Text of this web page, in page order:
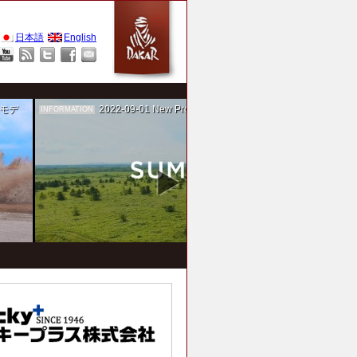
日本語 English
担当 INFORMATION 2022-09-01 New Project！ 未来SUMIKA実験箱